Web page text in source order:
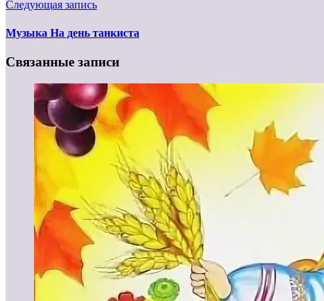
Следующая запись
Музыка На день танкиста
Связанные записи